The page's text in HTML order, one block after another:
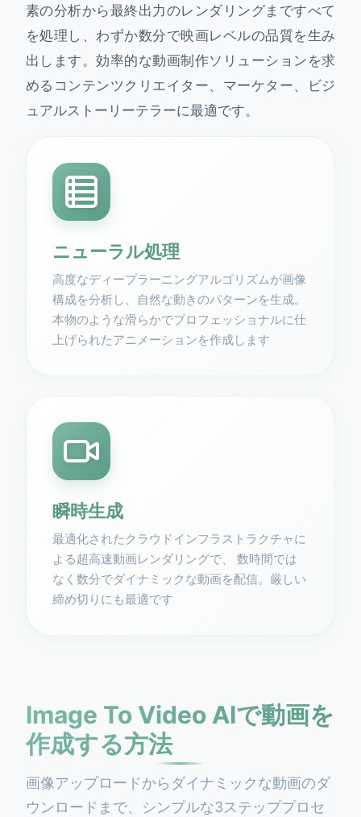
素の分析から最終出力のレンダリングまですべて
を処理し、わずか数分で映画レベルの品質を生み
出します。効率的な動画制作ソリューションを求
めるコンテンツクリエイター、マーケター、ビジ
ュアルストーリーテラーに最適です。
ニューラル処理
高度なディープラーニングアルゴリズムが画像
構成を分析し、自然な動きのパターンを生成。
本物のような滑らかでプロフェッショナルに仕
上げられたアニメーションを作成します
瞬時生成
最適化されたクラウドインフラストラクチャに
よる超高速動画レンダリングで、 数時間では
なく数分でダイナミックな動画を配信。厳しい
締め切りにも最適です
Image To Video AIで動画を
作成する方法
画像アップロードからダイナミックな動画のダ
ウンロードまで、シンプルな3ステッププロセ